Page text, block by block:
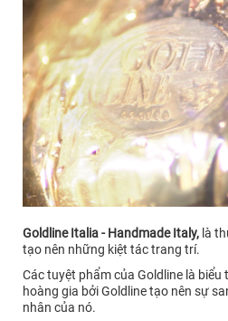
Goldline Italia - Handmade Italy, là
tạo nên những kiệt tác trang trí.
Các tuyệt phẩm của Goldline là
hoàng gia bởi Goldline tạo nên sự
nhân của nó.